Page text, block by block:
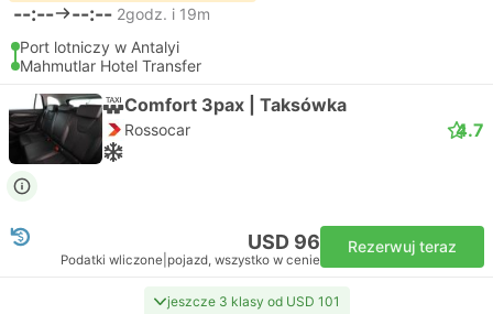
--:-- --:-- 2godz. i 19m
Port lotniczy w Antalyi
Mahmutlar Hotel Transfer
Comfort 3pax | Taksówka
Rossocar 4.7
USD 96
Podatki wliczone pojazd, wszystko w cenie
Rezerwuj teraz
jeszcze 3 klasy od USD 101